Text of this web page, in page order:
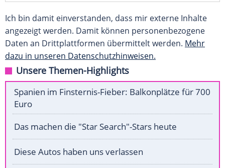
Ich bin damit einverstanden, dass mir externe Inhalte
angezeigt werden. Damit können personenbezogene
Daten an Drittplattformen übermittelt werden. Mehr
dazu in unseren Datenschutzhinweisen.
Unsere Themen-Highlights
Spanien im Finsternis-Fieber: Balkonplätze für 700
Euro
Das machen die "Star Search"-Stars heute
Diese Autos haben uns verlassen